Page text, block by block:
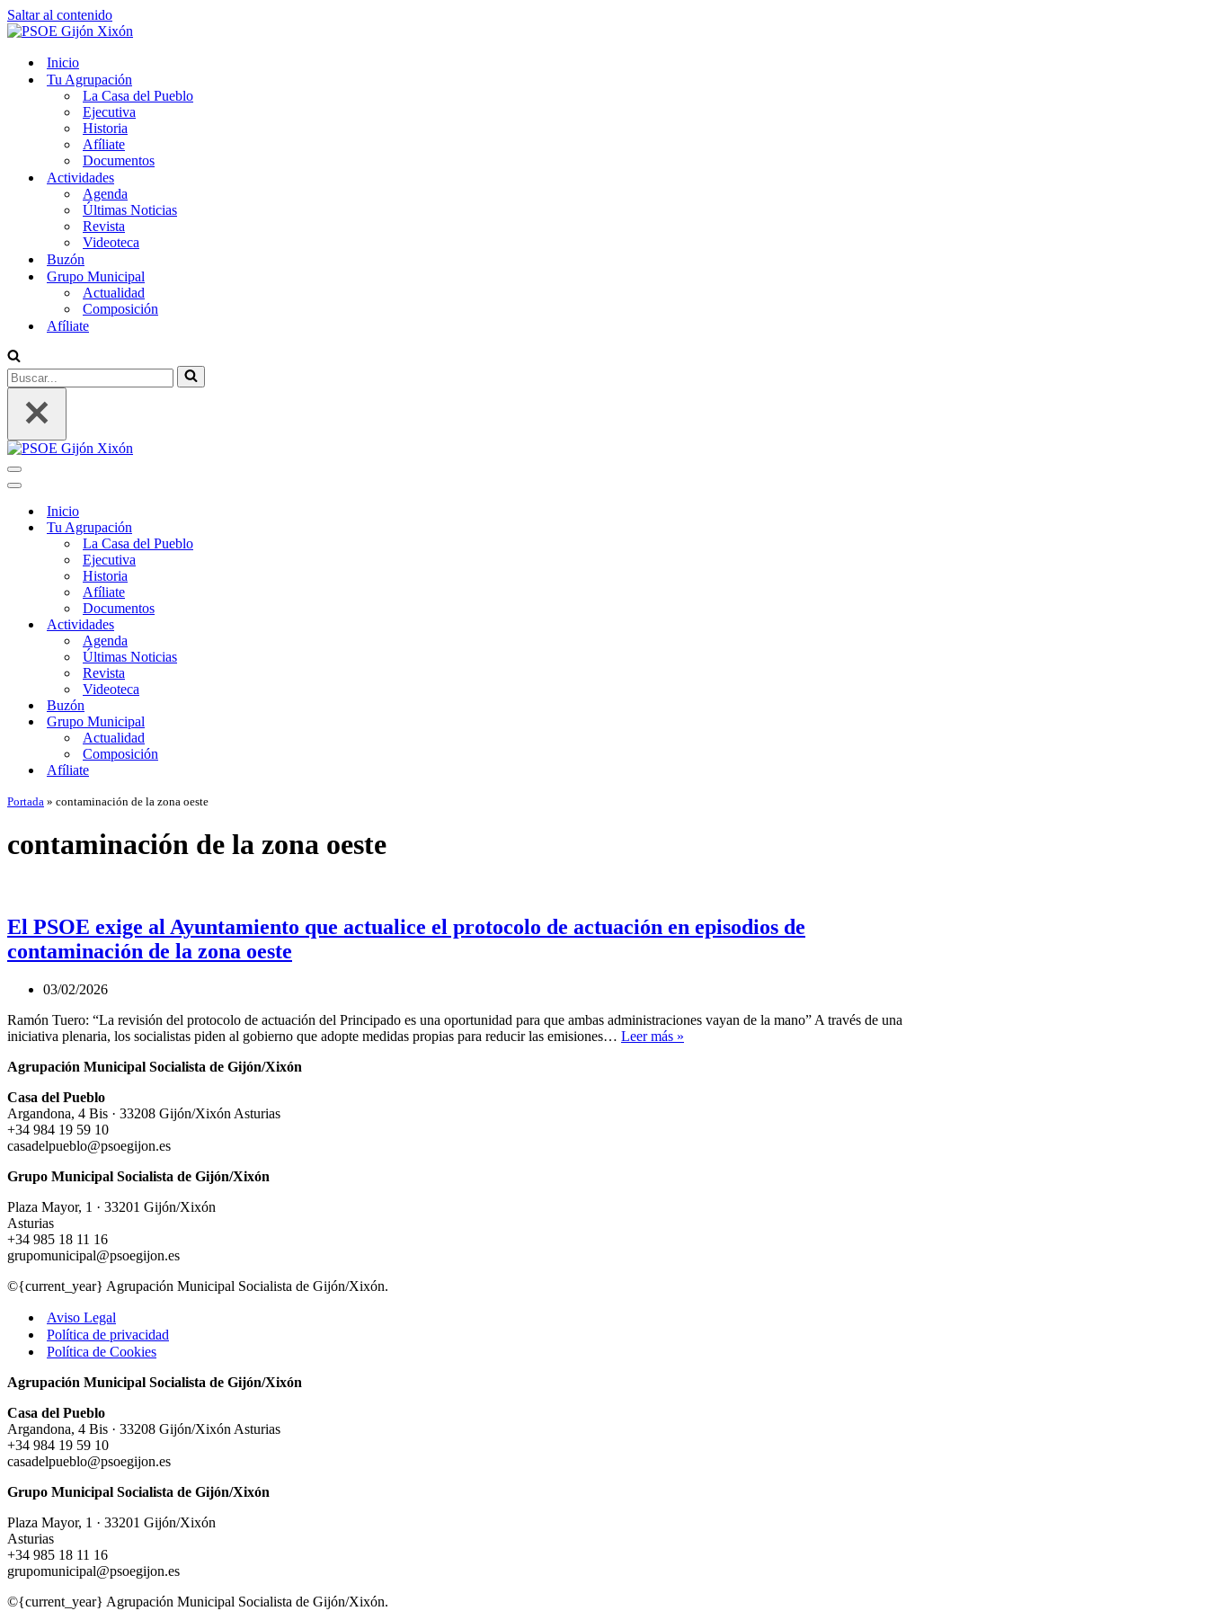
Saltar al contenido
Inicio
Tu Agrupación
La Casa del Pueblo
Ejecutiva
Historia
Afíliate
Documentos
Actividades
Agenda
Últimas Noticias
Revista
Videoteca
Buzón
Grupo Municipal
Actualidad
Composición
Afíliate
Buscar...
Menú
de
Menú
navegación
Inicio
Tu Agrupación
La Casa del Pueblo
Ejecutiva
Historia
Afíliate
Documentos
Actividades
Agenda
Últimas Noticias
Revista
Videoteca
Buzón
Grupo Municipal
Actualidad
Composición
Afíliate
Portada » contaminación de la zona oeste
contaminación de la zona oeste
El PSOE exige al Ayuntamiento que actualice el protocolo de actuación en episodios de
contaminación de la zona oeste
03/02/2026
Ramón Tuero: “La revisión del protocolo de actuación del Principado es una oportunidad para que ambas administraciones vayan de la mano” A través de una
iniciativa plenaria, los socialistas piden al gobierno que adopte medidas propias para reducir las emisiones… Leer más »
Agrupación Municipal Socialista de Gijón/Xixón
Casa del Pueblo
Argandona, 4 Bis · 33208 Gijón/Xixón Asturias
+34 984 19 59 10
casadelpueblo@psoegijon.es
Grupo Municipal Socialista de Gijón/Xixón
Plaza Mayor, 1 · 33201 Gijón/Xixón
Asturias
+34 985 18 11 16
grupomunicipal@psoegijon.es
©{current_year} Agrupación Municipal Socialista de Gijón/Xixón.
Aviso Legal
Política de privacidad
Política de Cookies
Agrupación Municipal Socialista de Gijón/Xixón
Casa del Pueblo
Argandona, 4 Bis · 33208 Gijón/Xixón Asturias
+34 984 19 59 10
casadelpueblo@psoegijon.es
Grupo Municipal Socialista de Gijón/Xixón
Plaza Mayor, 1 · 33201 Gijón/Xixón
Asturias
+34 985 18 11 16
grupomunicipal@psoegijon.es
©{current_year} Agrupación Municipal Socialista de Gijón/Xixón.